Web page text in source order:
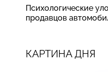
Психологические
продавцов
КАРТИНА ДНЯ